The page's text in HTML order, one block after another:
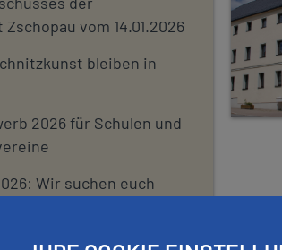
vom 14.01.2026
bleiben in
2026 für Schulen und
Wir suchen euch
P
G